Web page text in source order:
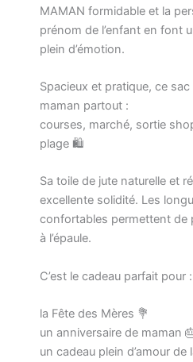
MAMAN formidable et la
prénom de l’enfant en font
plein d’émotion.
Spacieux et pratique, ce
maman partout :
courses, marché, sortie
plage 🛍️
Sa toile de jute naturelle et
excellente solidité. Les
confortables permettent de
à l’épaule.
C’est le cadeau parfait pour :
la Fête des Mères 💐
un anniversaire de maman
un cadeau plein d’amour